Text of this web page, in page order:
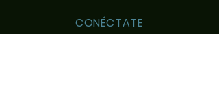
CONÉCTATE